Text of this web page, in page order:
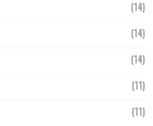
(14)
(14)
(14)
(11)
(11)